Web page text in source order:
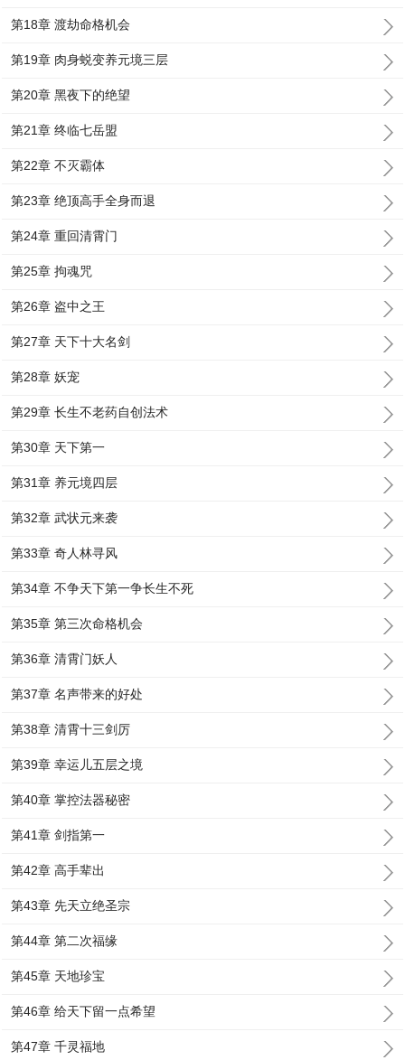
第18章 渡劫命格机会
第19章 肉身蜕变养元境三层
第20章 黑夜下的绝望
第21章 终临七岳盟
第22章 不灭霸体
第23章 绝顶高手全身而退
第24章 重回清霄门
第25章 拘魂咒
第26章 盗中之王
第27章 天下十大名剑
第28章 妖宠
第29章 长生不老药自创法术
第30章 天下第一
第31章 养元境四层
第32章 武状元来袭
第33章 奇人林寻风
第34章 不争天下第一争长生不死
第35章 第三次命格机会
第36章 清霄门妖人
第37章 名声带来的好处
第38章 清霄十三剑厉
第39章 幸运儿五层之境
第40章 掌控法器秘密
第41章 剑指第一
第42章 高手辈出
第43章 先天立绝圣宗
第44章 第二次福缘
第45章 天地珍宝
第46章 给天下留一点希望
第47章 千灵福地